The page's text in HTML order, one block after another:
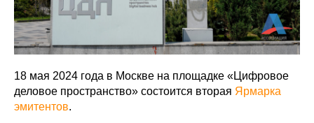
18 мая 2024 года в Москве на площадке «Цифровое
деловое пространство» состоится вторая Ярмарка
эмитентов.